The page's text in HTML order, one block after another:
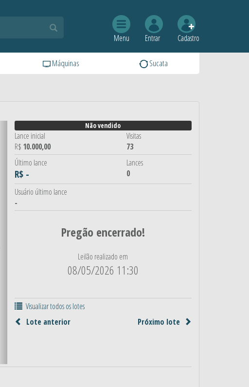
Menu Entrar Cadastro
Máquinas Sucata
Próximo Não vendido
Lance inicial
R$ 10.000,00
Visitas
73
Último lance
R$ -
Lances
0
Usuário último lance
-
Pregão encerrado!
Leilão realizado em
08/05/2026 11:30
Visualizar todos os lotes
Lote anterior
Próximo lote